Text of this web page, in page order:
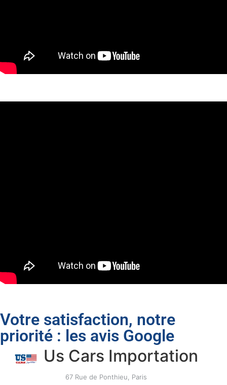
Votre satisfaction, notre
priorité : les avis Google
Us Cars Importation
67 Rue de Ponthieu, Paris